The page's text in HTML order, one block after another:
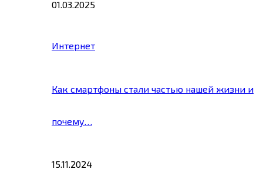
01.03.2025
Интернет
Как смартфоны стали частью нашей жизни и
почему…
15.11.2024